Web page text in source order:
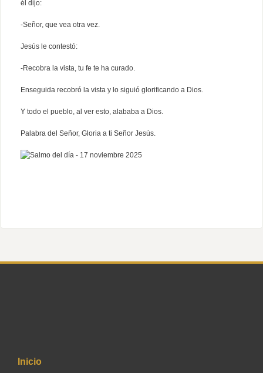
él dijo:
-Señor, que vea otra vez.
Jesús le contestó:
-Recobra la vista, tu fe te ha curado.
Enseguida recobró la vista y lo siguió glorificando a Dios.
Y todo el pueblo, al ver esto, alababa a Dios.
Palabra del Señor, Gloria a ti Señor Jesús.
Inicio